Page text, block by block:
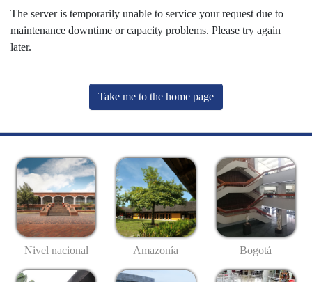
The server is temporarily unable to service your request due to
maintenance downtime or capacity problems. Please try again
later.
Take me to the home page
Nivel nacional Amazonía Bogotá